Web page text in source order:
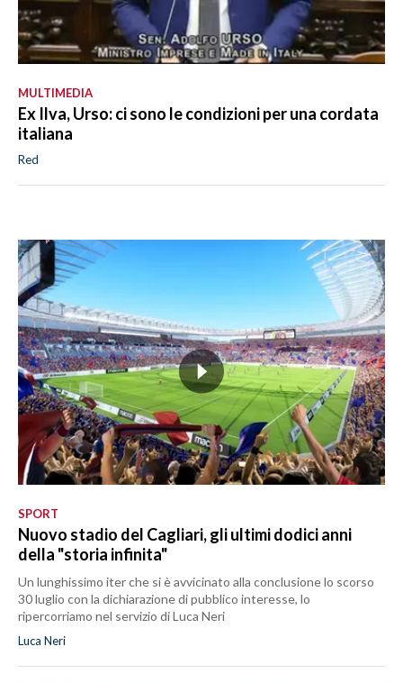
MULTIMEDIA
Ex Ilva, Urso: ci sono le condizioni per una cordata
italiana
Red
SPORT
Nuovo stadio del Cagliari, gli ultimi dodici anni
della "storia infinita"
Un lunghissimo iter che si è avvicinato alla conclusione lo scorso
30 luglio con la dichiarazione di pubblico interesse, lo
ripercorriamo nel servizio di Luca Neri
Luca Neri